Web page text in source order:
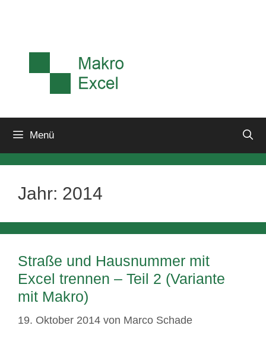
Menü
Jahr: 2014
Straße und Hausnummer mit
Excel trennen – Teil 2 (Variante
mit Makro)
19. Oktober 2014 von Marco Schade